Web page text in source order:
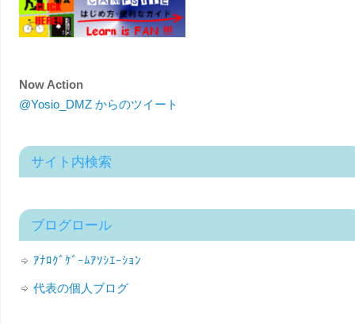
Now Action
@Yosio_DMZ からのツイート
サイト内検索
ブログロール
ｱﾅﾛｸﾞｹﾞｰﾑｱｿｼｴｰｼｮﾝ
代表の個人ブログ